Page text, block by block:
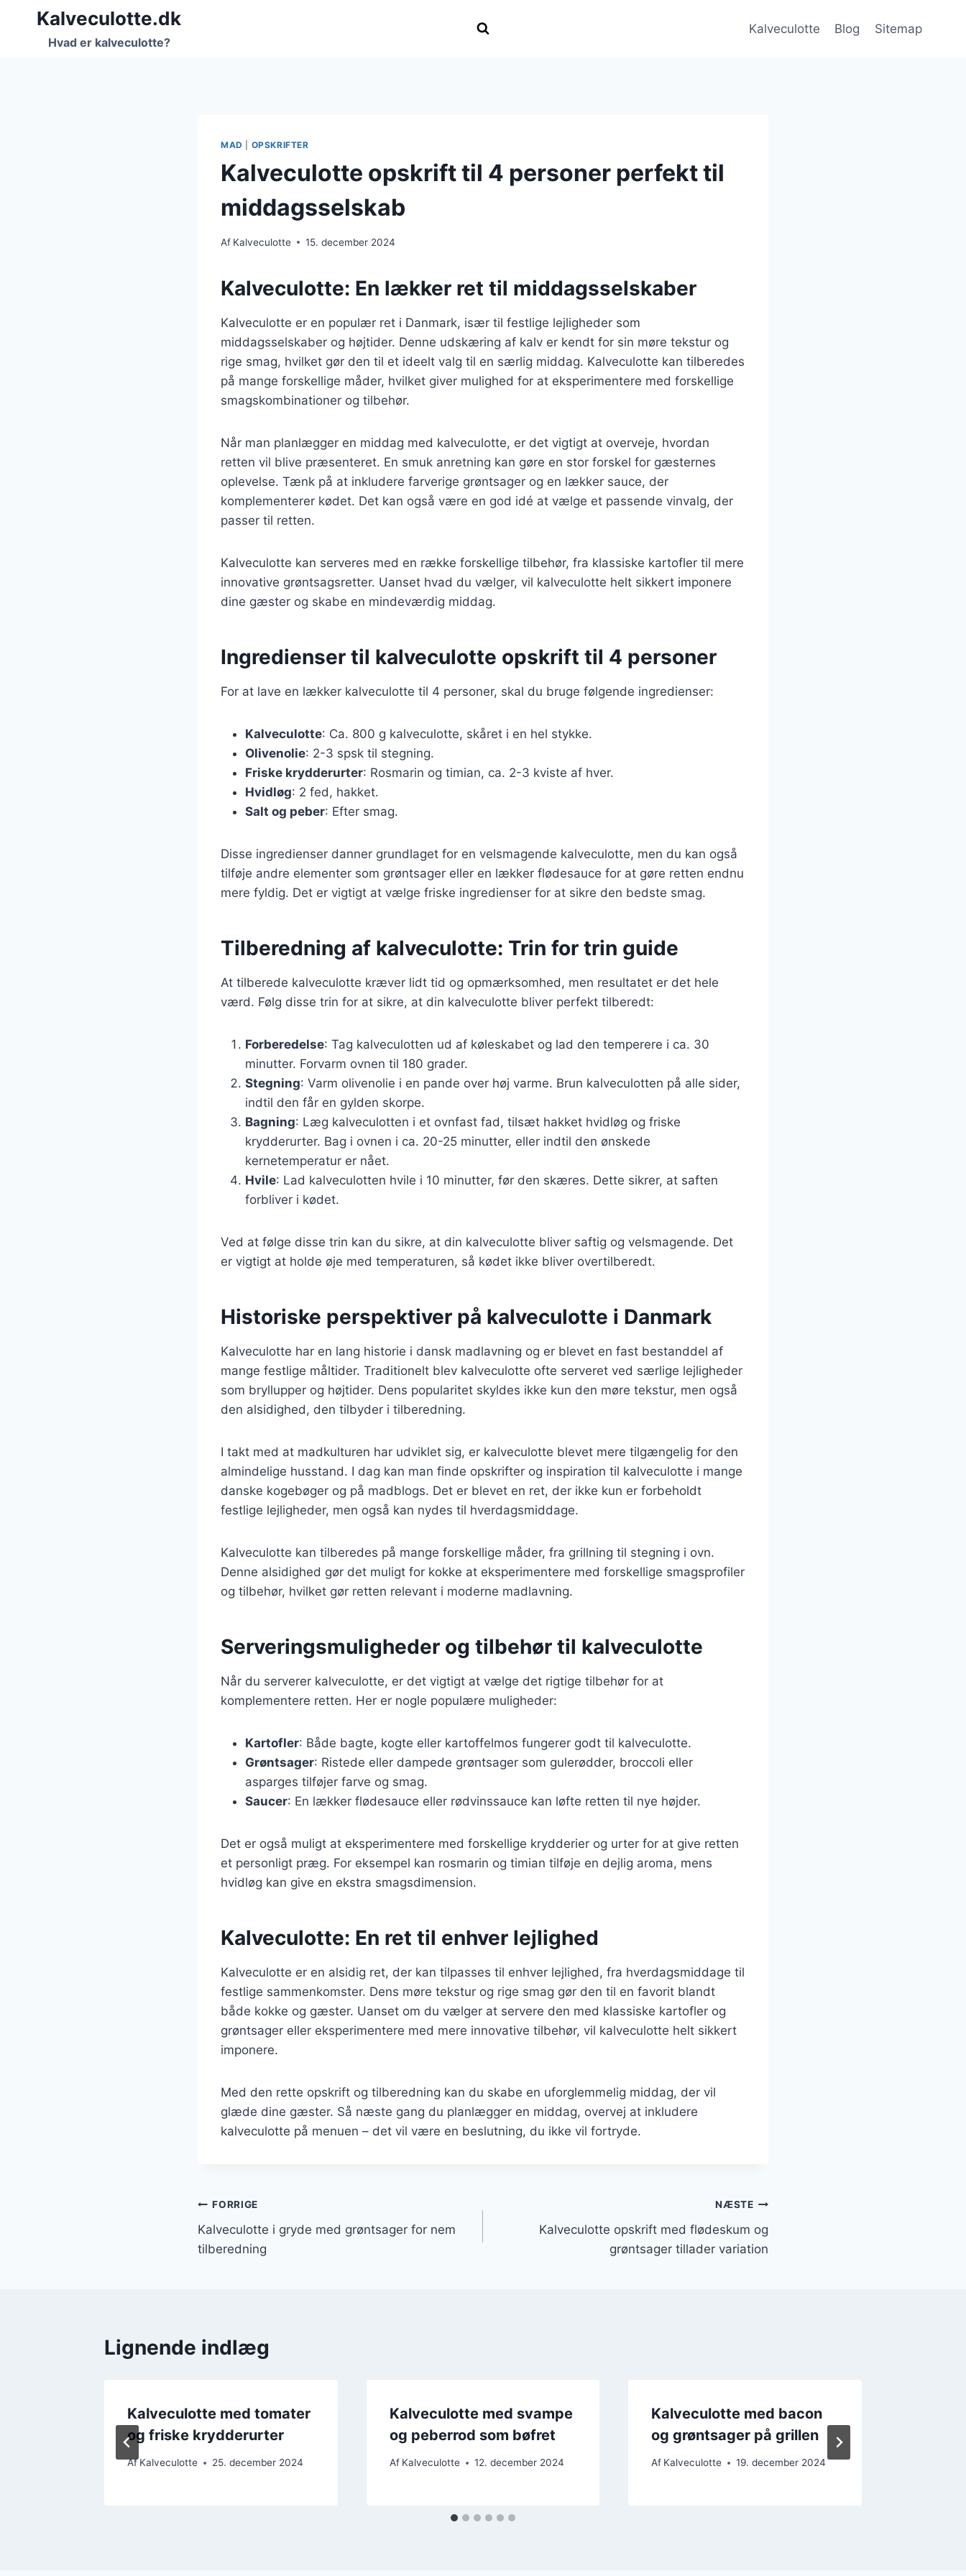
FortsætKalveculotte.dk
Hvad er kalveculotte?
Kalveculotte Blog Sitemap
MAD OPSKRIFTER
Kalveculotte opskrift til 4 personer perfekt til
middagsselskab
Af Kalveculotte 15. december 2024
Kalveculotte: En lækker ret til middagsselskaber
Kalveculotte er en populær ret i Danmark, især til festlige lejligheder som
middagsselskaber og højtider. Denne udskæring af kalv er kendt for sin møre tekstur og
rige smag, hvilket gør den til et ideelt valg til en særlig middag. Kalveculotte kan tilberedes
på mange forskellige måder, hvilket giver mulighed for at eksperimentere med forskellige
smagskombinationer og tilbehør.
Når man planlægger en middag med kalveculotte, er det vigtigt at overveje, hvordan
retten vil blive præsenteret. En smuk anretning kan gøre en stor forskel for gæsternes
oplevelse. Tænk på at inkludere farverige grøntsager og en lækker sauce, der
komplementerer kødet. Det kan også være en god idé at vælge et passende vinvalg, der
passer til retten.
Kalveculotte kan serveres med en række forskellige tilbehør, fra klassiske kartofler til mere
innovative grøntsagsretter. Uanset hvad du vælger, vil kalveculotte helt sikkert imponere
dine gæster og skabe en mindeværdig middag.
Ingredienser til kalveculotte opskrift til 4 personer
For at lave en lækker kalveculotte til 4 personer, skal du bruge følgende ingredienser:
Kalveculotte: Ca. 800 g kalveculotte, skåret i en hel stykke.
Olivenolie: 2-3 spsk til stegning.
Friske krydderurter: Rosmarin og timian, ca. 2-3 kviste af hver.
Hvidløg: 2 fed, hakket.
Salt og peber: Efter smag.
Disse ingredienser danner grundlaget for en velsmagende kalveculotte, men du kan også
tilføje andre elementer som grøntsager eller en lækker flødesauce for at gøre retten endnu
mere fyldig. Det er vigtigt at vælge friske ingredienser for at sikre den bedste smag.
Tilberedning af kalveculotte: Trin for trin guide
At tilberede kalveculotte kræver lidt tid og opmærksomhed, men resultatet er det hele
værd. Følg disse trin for at sikre, at din kalveculotte bliver perfekt tilberedt:
Forberedelse: Tag kalveculotten ud af køleskabet og lad den temperere i ca. 30
minutter. Forvarm ovnen til 180 grader.
Stegning: Varm olivenolie i en pande over høj varme. Brun kalveculotten på alle sider,
indtil den får en gylden skorpe.
Bagning: Læg kalveculotten i et ovnfast fad, tilsæt hakket hvidløg og friske
krydderurter. Bag i ovnen i ca. 20-25 minutter, eller indtil den ønskede
kernetemperatur er nået.
Hvile: Lad kalveculotten hvile i 10 minutter, før den skæres. Dette sikrer, at saften
forbliver i kødet.
Ved at følge disse trin kan du sikre, at din kalveculotte bliver saftig og velsmagende. Det
er vigtigt at holde øje med temperaturen, så kødet ikke bliver overtilberedt.
Historiske perspektiver på kalveculotte i Danmark
Kalveculotte har en lang historie i dansk madlavning og er blevet en fast bestanddel af
mange festlige måltider. Traditionelt blev kalveculotte ofte serveret ved særlige lejligheder
som bryllupper og højtider. Dens popularitet skyldes ikke kun den møre tekstur, men også
den alsidighed, den tilbyder i tilberedning.
I takt med at madkulturen har udviklet sig, er kalveculotte blevet mere tilgængelig for den
almindelige husstand. I dag kan man finde opskrifter og inspiration til kalveculotte i mange
danske kogebøger og på madblogs. Det er blevet en ret, der ikke kun er forbeholdt
festlige lejligheder, men også kan nydes til hverdagsmiddage.
Kalveculotte kan tilberedes på mange forskellige måder, fra grillning til stegning i ovn.
Denne alsidighed gør det muligt for kokke at eksperimentere med forskellige smagsprofiler
og tilbehør, hvilket gør retten relevant i moderne madlavning.
Serveringsmuligheder og tilbehør til kalveculotte
Når du serverer kalveculotte, er det vigtigt at vælge det rigtige tilbehør for at
komplementere retten. Her er nogle populære muligheder:
Kartofler: Både bagte, kogte eller kartoffelmos fungerer godt til kalveculotte.
Grøntsager: Ristede eller dampede grøntsager som gulerødder, broccoli eller
asparges tilføjer farve og smag.
Saucer: En lækker flødesauce eller rødvinssauce kan løfte retten til nye højder.
Det er også muligt at eksperimentere med forskellige krydderier og urter for at give retten
et personligt præg. For eksempel kan rosmarin og timian tilføje en dejlig aroma, mens
hvidløg kan give en ekstra smagsdimension.
Kalveculotte: En ret til enhver lejlighed
Kalveculotte er en alsidig ret, der kan tilpasses til enhver lejlighed, fra hverdagsmiddage til
festlige sammenkomster. Dens møre tekstur og rige smag gør den til en favorit blandt
både kokke og gæster. Uanset om du vælger at servere den med klassiske kartofler og
grøntsager eller eksperimentere med mere innovative tilbehør, vil kalveculotte helt sikkert
imponere.
Med den rette opskrift og tilberedning kan du skabe en uforglemmelig middag, der vil
glæde dine gæster. Så næste gang du planlægger en middag, overvej at inkludere
kalveculotte på menuen – det vil være en beslutning, du ikke vil fortryde.
Indlægsnavigation
FORRIGE
Kalveculotte i gryde med grøntsager for nem
tilberedning
NÆSTE
Kalveculotte opskrift med flødeskum og
grøntsager tillader variation
Lignende indlæg
Kalveculotte med tomater
og friske krydderurter
Af Kalveculotte 25. december 2024
Kalveculotte med svampe
og peberrod som bøfret
Af Kalveculotte 12. december 2024
Kalveculotte med bacon
og grøntsager på grillen
Af Kalveculotte 19. december 2024